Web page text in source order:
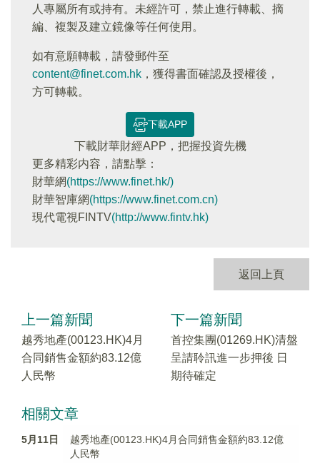
人專屬所有或持有。未經許可，禁止進行轉載、摘
編、複製及建立鏡像等任何使用。
如有意願轉載，請發郵件至
content@finet.com.hk ，獲得書面確認及授權後，
方可轉載。
下載APP
下載財華財經APP，把握投資先機
更多精彩内容，請點擊：
財華網(https://www.finet.hk/)
財華智庫網(https://www.finet.com.cn)
現代電視FINTV(http://www.fintv.hk)
返回上頁
上一篇新聞
越秀地產(00123.HK)4月
合同銷售金額約83.12億
人民幣
下一篇新聞
首控集團(01269.HK)清盤
呈請聆訊進一步押後 日
期待確定
相關文章
5月11日
越秀地產(00123.HK)4月合同銷售金額約83.12億
人民幣